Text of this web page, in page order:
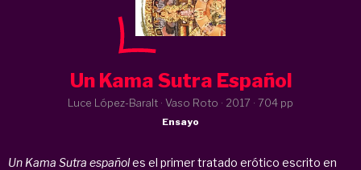
Un Kama Sutra Español
Luce López-Baralt · Vaso Roto · 2017 · 704 pp
Ensayo
Un Kama Sutra españoles el primer tratado erótico escrito en